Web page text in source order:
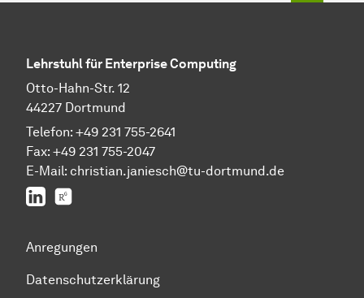
Lehrstuhl für Enterprise Computing
Otto-Hahn-Str. 12
44227 Dortmund
Telefon: +49 231 755-2641
Fax: +49 231 755-2047
E-Mail: christian.janiesch@tu-dortmund.de
LinkedIn
Anregungen
Datenschutzerklärung